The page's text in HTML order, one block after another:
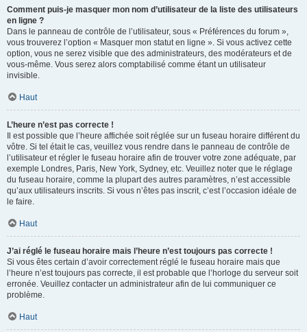
Comment puis-je masquer mon nom d’utilisateur de la liste des utilisateurs
en ligne ?
Dans le panneau de contrôle de l’utilisateur, sous « Préférences du forum »,
vous trouverez l’option « Masquer mon statut en ligne ». Si vous activez cette
option, vous ne serez visible que des administrateurs, des modérateurs et de
vous-même. Vous serez alors comptabilisé comme étant un utilisateur
invisible.
Haut
L’heure n’est pas correcte !
Il est possible que l’heure affichée soit réglée sur un fuseau horaire différent du
vôtre. Si tel était le cas, veuillez vous rendre dans le panneau de contrôle de
l’utilisateur et régler le fuseau horaire afin de trouver votre zone adéquate, par
exemple Londres, Paris, New York, Sydney, etc. Veuillez noter que le réglage
du fuseau horaire, comme la plupart des autres paramètres, n’est accessible
qu’aux utilisateurs inscrits. Si vous n’êtes pas inscrit, c’est l’occasion idéale de
le faire.
Haut
J’ai réglé le fuseau horaire mais l’heure n’est toujours pas correcte !
Si vous êtes certain d’avoir correctement réglé le fuseau horaire mais que
l’heure n’est toujours pas correcte, il est probable que l’horloge du serveur soit
erronée. Veuillez contacter un administrateur afin de lui communiquer ce
problème.
Haut